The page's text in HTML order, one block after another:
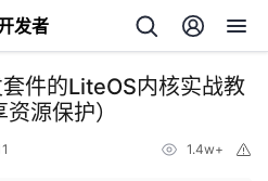
发者
套件的LiteOS内核实战教
源保护）
1.4w+